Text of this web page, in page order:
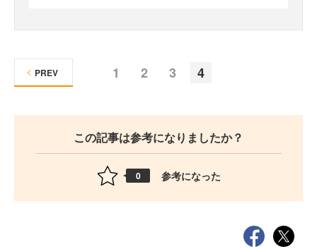
1 2 3 4
PREV
この記事は参考になりましたか？
0 参考になった